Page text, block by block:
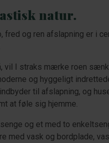
natur.
og ren afslapning er i
vil I straks mærke roen
og hyggeligt
til afslapning, og
at føle sig hjemme.
og et med to
med vask og bordplade,